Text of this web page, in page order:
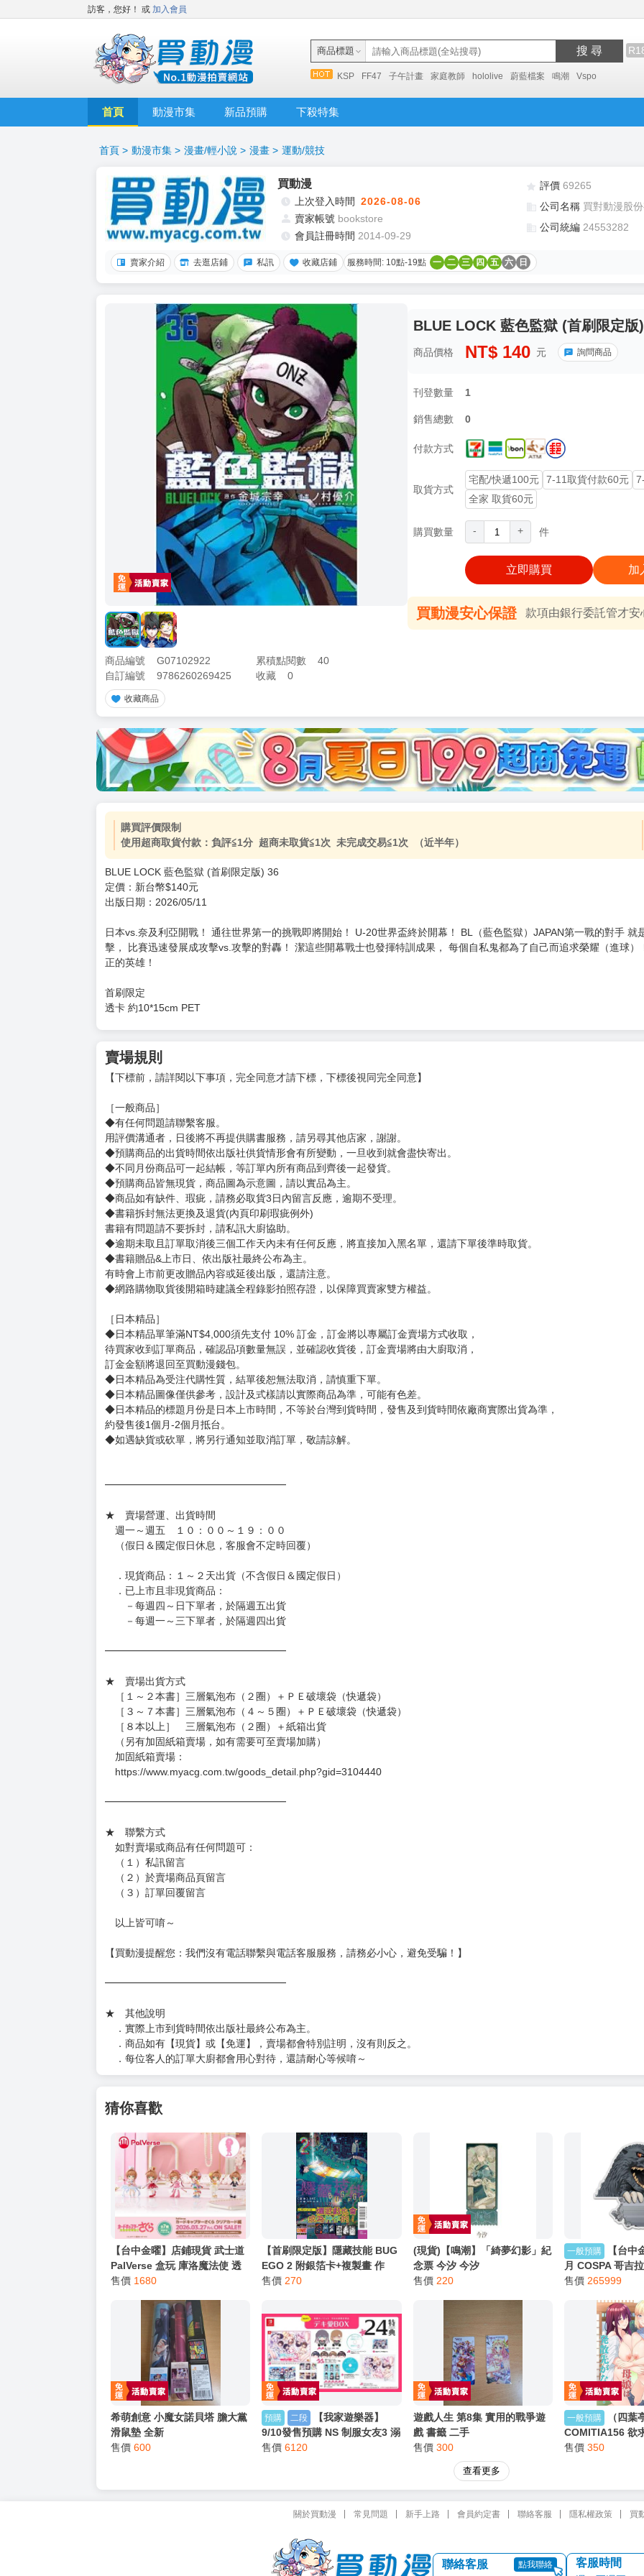
訪客，您好！ 或 加入會員
商品標題 搜 尋
KSP FF47 子午計畫 家庭教師 hololive 蔚藍檔案 鳴潮 Vspo
首頁 動漫市集 新品預購 下殺特集
首頁 > 動漫市集 > 漫畫/輕小說 > 漫畫 > 運動/競技
買動漫
上次登入時間 2026-08-06
賣家帳號 bookstore
會員註冊時間 2014-09-29
評價 69265
公司名稱 買對動漫股
公司統編 24553282
賣家介紹 去逛店鋪 私訊 收藏店鋪 服務時間: 10點-19點 一 二 三 四 五 六 日
商品編號 G07102922 累積點閱數
40
自訂編號
9786260269425 收藏 0
收藏商品
BLUE LOCK 藍色監獄 (首刷限定
商品價格 NT$ 140 元 詢問商品
刊登數量 1
銷售總數 0
付款方式
取貨方式
宅配/快遞100元 7-11取貨付款60元
全家 取貨60元
購買數量 - + 件
立即購買 加
買動漫安心保證 款項由銀行委託管才安
加價購 ( 共
(加購品) 買動漫★《$15元-加固紙箱包裝》
-
使用超商取貨付款：負評≦1分 超商未取貨≦1次 未完成交易≦1次 （近半年）
定價：新台幣$140元
出版日期：2026/05/11
日本vs.奈及利亞開戰！ 通往世界第一的挑戰即將開始！ U-20世界盃終於開幕！ BL（藍色監獄）JAPAN第一戰的對手 就
正的英雄！
首刷限定
透卡 約10*15cm PET
賣場規則
【下標前，請詳閱以下事項，完全同意才請下標，下標後視同完全同意】
［一般商品］
◆有任何問題請聯繫客服。
用評價溝通者，日後將不再提供購書服務，請另尋其他店家，謝謝。
◆不同月份商品可一起結帳，等訂單內所有商品到齊後一起發貨。
◆預購商品皆無現貨，商品圖為示意圖，請以實品為主。
◆商品如有缺件、瑕疵，請務必取貨3日內留言反應，逾期不受理。
◆書籍拆封無法更換及退貨(內頁印刷瑕疵例外)
書籍有問題請不要拆封，請私訊大廚協助。
◆逾期未取且訂單取消後三個工作天內未有任何反應，將直接加入黑名單，還請下單後準時取貨。
◆書籍贈品&上市日、依出版社最終公布為主。
有時會上市前更改贈品內容或延後出版，還請注意。
◆網路購物取貨後開箱時建議全程錄影拍照存證，以保障買賣家雙方權益。
訂金金額將退回至買動漫錢包。
◆日本精品為受注代購性質，結單後恕無法取消，請慎重下單。
◆日本精品圖像僅供參考，設計及式樣請以實際商品為準，可能有色差。
約發售後1個月-2個月抵台。
◆如遇缺貨或砍單，將另行通知並取消訂單，敬請諒解。
週一～週五 １０：００～１９：００
（假日＆國定假日休息，客服會不定時回覆）
．現貨商品：１～２天出貨（不含假日＆國定假日）
．已上市且非現貨商品：
－每週四～日下單者，於隔週五出貨
－每週一～三下單者，於隔週四出貨
★ 賣場出貨方式
［１～２本書］三層氣泡布（２圈）＋ＰＥ破壞袋（快遞袋）
［３～７本書］三層氣泡布（４～５圈）＋ＰＥ破壞袋（快遞袋）
［８本以上］ 三層氣泡布（２圈）＋紙箱出貨
（另有加固紙箱賣場，如有需要可至賣場加購）
https://www.myacg.com.tw/goods_detail.php?gid=3104440
━━━━━━━━━━━━━━━━━━
（１）私訊留言
（２）於賣場商品頁留言
（３）訂單回覆留言
【買動漫提醒您：我們沒有電話聯繫與電話客服服務，請務必小心，避免受騙！】
．實際上市到貨時間依出版社最終公布為主。
．商品如有【現貨】或【免運】，賣場都會特別註明，沒有則反之。
．每位客人的訂單大廚都會用心對待，還請耐心等候唷～
猜你喜歡
【台中金曜】店鋪現貨 武士道
PalVerse 盒玩 庫洛魔法使 透
明牌篇 木之本櫻 小櫻 戰鬥服裝
中盒6入
售價 1680
【首刷限定版】隱藏技能 BUG
EGO 2 附銀箔卡+複製畫 作
者：設樂 清人/東立漫畫/Avi書
店
售價 270
(現貨)【鳴潮】「綺夢幻影」紀
念票 今汐 今汐
售價 220
一般預購 【台中
月 COSPA 哥吉
壓克力夾子 新宿
能夾【已截止】
售價 265999
預購 二段 【我家遊樂器】
遊戲人生 第8集 實用的戰爭遊
一般預購 （四葉